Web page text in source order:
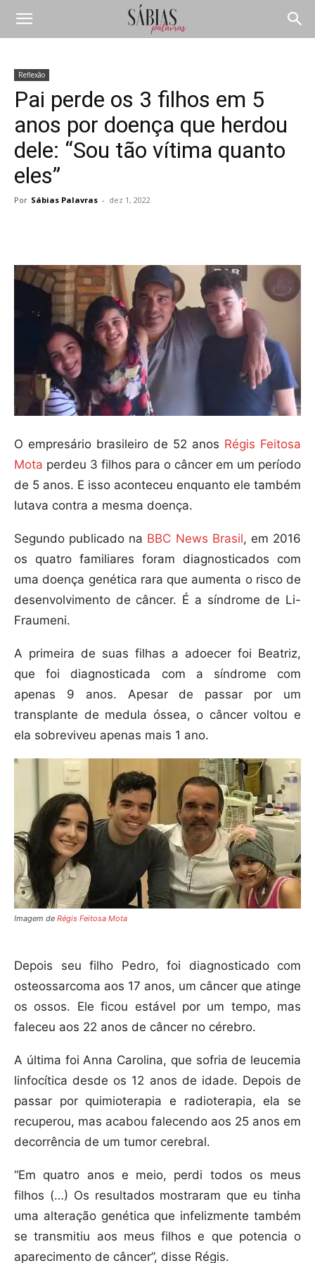
Reflexão
Pai perde os 3 filhos em 5
anos por doença que herdou
dele: “Sou tão vítima quanto
eles”
Por Sábias Palavras - dez 1, 2022
O empresário brasileiro de 52 anos Régis Feitosa
Mota perdeu 3 filhos para o câncer em um período
de 5 anos. E isso aconteceu enquanto ele também
lutava contra a mesma doença.
Segundo publicado na BBC News Brasil, em 2016
os quatro familiares foram diagnosticados com
uma doença genética rara que aumenta o risco de
desenvolvimento de câncer. É a síndrome de Li-
Fraumeni.
A primeira de suas filhas a adoecer foi Beatriz,
que foi diagnosticada com a síndrome com
apenas 9 anos. Apesar de passar por um
transplante de medula óssea, o câncer voltou e
ela sobreviveu apenas mais 1 ano.
Imagem de Régis Feitosa Mota
Depois seu filho Pedro, foi diagnosticado com
osteossarcoma aos 17 anos, um câncer que atinge
os ossos. Ele ficou estável por um tempo, mas
faleceu aos 22 anos de câncer no cérebro.
A última foi Anna Carolina, que sofria de leucemia
linfocítica desde os 12 anos de idade. Depois de
passar por quimioterapia e radioterapia, ela se
recuperou, mas acabou falecendo aos 25 anos em
decorrência de um tumor cerebral.
“Em quatro anos e meio, perdi todos os meus
filhos (…) Os resultados mostraram que eu tinha
uma alteração genética que infelizmente também
se transmitiu aos meus filhos e que potencia o
aparecimento de câncer”, disse Régis.